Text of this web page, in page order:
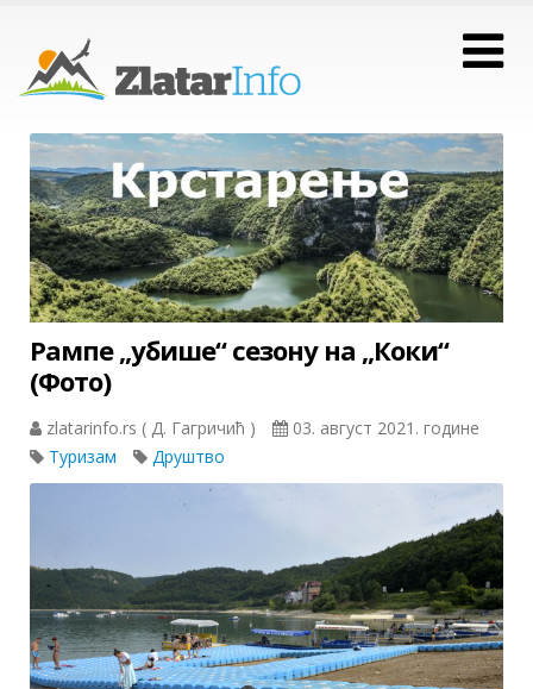
Рампе „убише“ сезону на „Коки“
(Фото)
zlatarinfo.rs ( Д. Гагричић )
03. август 2021. године
Туризам
Друштво